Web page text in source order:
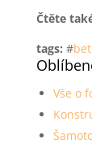
Čtěte
tags: #
Vše o